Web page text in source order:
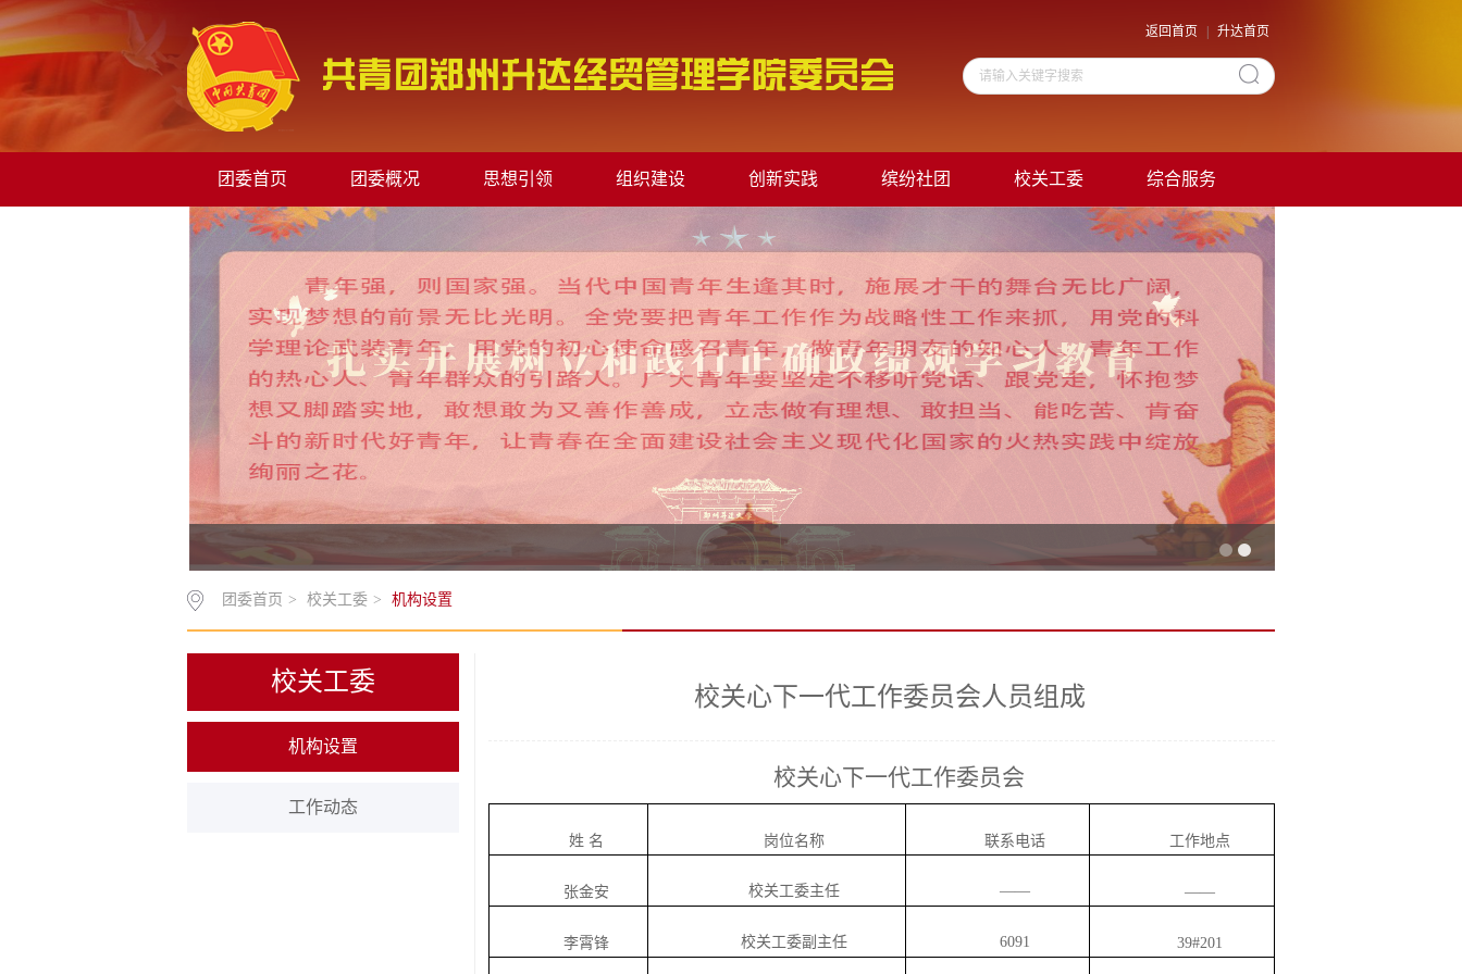
返回首页 升达首页
团委首页 团委概况 思想引领 组织建设 创新实践 缤纷社团 校关工委 综合服务
团委首页 > 校关工委 > 机构设置
校关工委
机构设置
工作动态
校关心下一代工作委员会人员组成
校关心下一代工作委员会
姓 名 岗位名称 联系电话 工作地点
张金安 校关工委主任 —— ——
李霄锋 校关工委副主任 6091 39#201